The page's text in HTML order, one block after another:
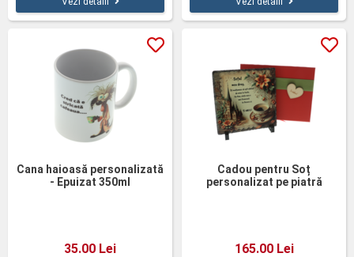
Cana haioasă personalizată
- Epuizat 350ml
35.00 Lei
Cadou pentru Soț
personalizat pe piatră
165.00 Lei